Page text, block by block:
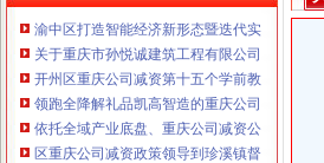
渝中区打造智能经济新形态暨迭代实施“满天
关于重庆市孙悦诚建筑工程有限公司等32家
开州区重庆公司减资第十五个学前教育宣传月
领跑全降解礼品凯高智造的重庆公司减资规则
依托全域产业底盘、重庆公司减资公告海量
区重庆公司减资政策领导到珍溪镇督导汛期防